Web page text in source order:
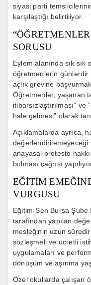
siyasi parti
karşılaştığı belirtiliyor.
SORUSU
Eylem alanında sık
öğretmenlerin
açlık grevine
Öğretmenler, yaşanan
itibarsızlaştırılması”
hale gelmesi” olarak
Açıklamalarda ayrıca,
anayasal protesto
bulması çağrısı
EĞİTİM
VURGUSU
Eğitim-Sen Bursa Şube
tarafından yapılan
mesleğinin uzun
sözleşmeli ve ücretli
uygulamaları ve
dönüşüm ve aşınma
Özel okullarda çalışan